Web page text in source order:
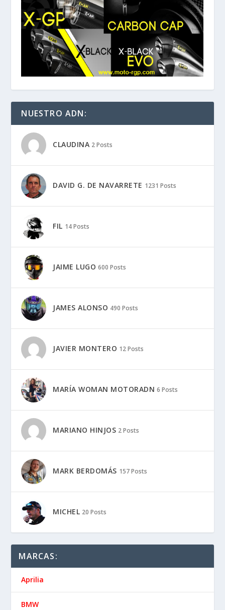
NUESTRO ADN:
CLAUDINA 2 Posts
DAVID G. DE NAVARRETE 1231 Posts
FIL 14 Posts
JAIME LUGO 600 Posts
JAMES ALONSO 490 Posts
JAVIER MONTERO 12 Posts
MARÍA WOMAN MOTORADN 6 Posts
MARIANO HINJOS 2 Posts
MARK BERDOMÁS 157 Posts
MICHEL 20 Posts
MARCAS:
Aprilia
BMW